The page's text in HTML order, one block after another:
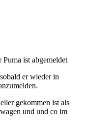
Puma ist abgemeldet
er wieder in
gekommen ist als
und und co im